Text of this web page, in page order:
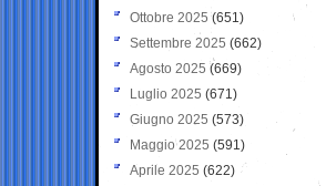
Ottobre 2025 (651)
Settembre 2025 (662)
Agosto 2025 (669)
Luglio 2025 (671)
Giugno 2025 (573)
Maggio 2025 (591)
Aprile 2025 (622)